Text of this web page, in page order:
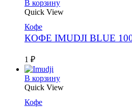
В корзину
Quick View
Кофе
КОФЕ IMUDJI BLUE
1 ₽
В корзину
Quick View
Кофе